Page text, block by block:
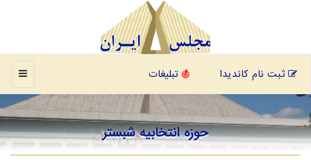
منو ثبت نام کاندیدا تبلیغات
حوزه انتخابیه شبستر